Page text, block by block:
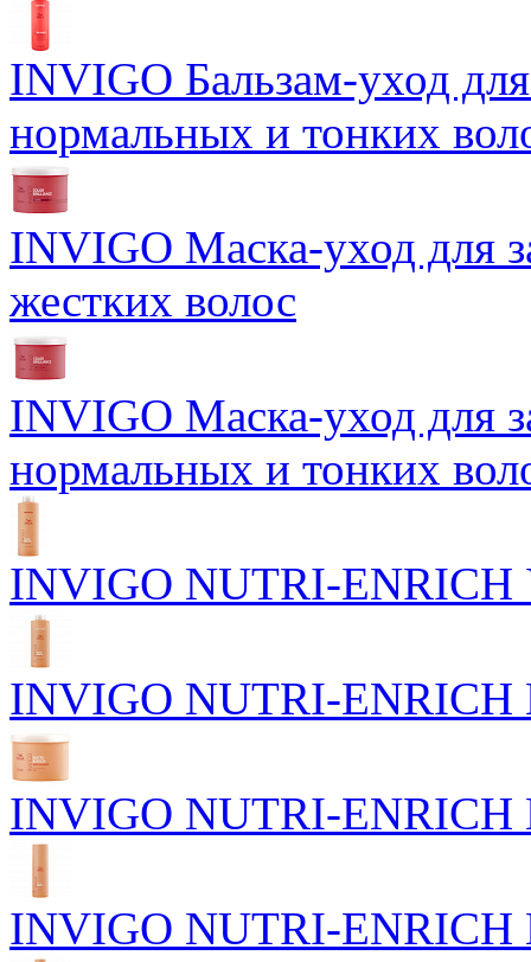
INVIGO Бальзам-уход
нормальных и тонких
INVIGO Маска-уход для
жестких волос
INVIGO Маска-уход для
нормальных и тонких
INVIGO NUTRI-ENRICH
INVIGO NUTRI-ENRICH
INVIGO NUTRI-ENRICH
INVIGO NUTRI-ENRICH